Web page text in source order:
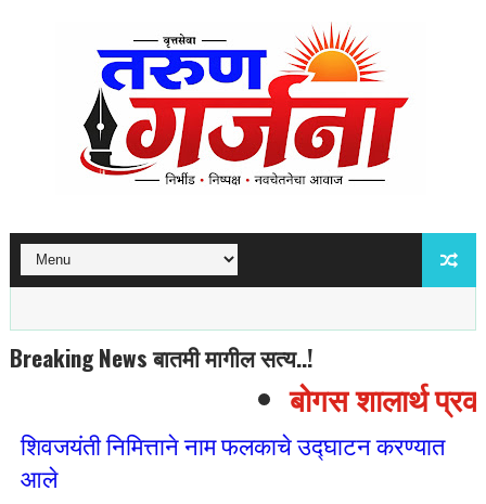
Breaking News बातमी मागील सत्य..!
बोगस शालार्थ
शिवजयंती निमित्ताने नाम फलकाचे उद्घाटन करण्यात
आले